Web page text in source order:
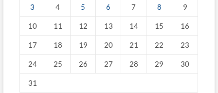
3 4 5 6 7 8 9
10 11 12 13 14 15 16
17 18 19 20 21 22 23
24 25 26 27 28 29 30
31